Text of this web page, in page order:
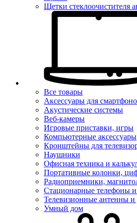
Щетки стеклоочистителя
Все товары
Аксессуары для
Акустические системы
Веб-камеры
Игровые приставки, игры
Компьютерные аксессуары
Кронштейны для
Наушники
Офисная техника и
Портативные колонки,
Радиоприемники,
Стационарные телефоны и
Телевизионные антенны и
Умный дом